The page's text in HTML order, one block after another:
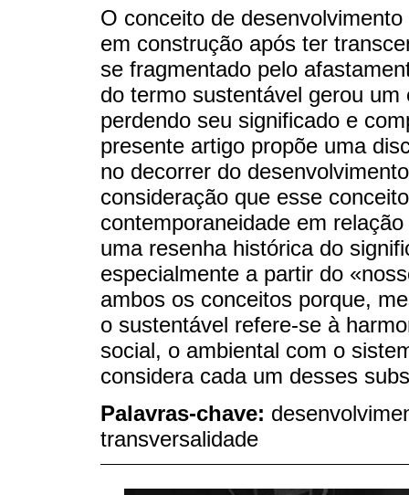
O conceito de
em construção após ter
se fragmentado pelo
do termo sustentável gerou
perdendo seu significado e
presente artigo propõe uma
no decorrer do
consideração que esse
contemporaneidade em
uma resenha histórica do
especialmente a partir do
ambos os conceitos porque,
o sustentável refere-se à
social, o ambiental com o
considera cada um desses
Palavras-chave:
transversalidade